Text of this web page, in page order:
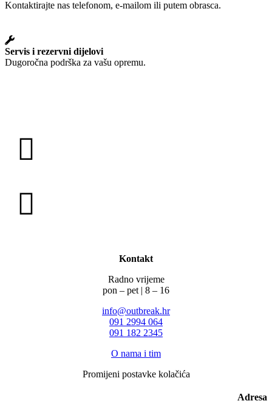
Kontaktirajte nas telefonom, e-mailom ili putem obrasca.
Servis i rezervni dijelovi
Dugoročna podrška za vašu opremu.
Kontakt
Radno vrijeme
pon – pet | 8 – 16
info@outbreak.hr
‪091 2994 064
091 182 2345
O nama i tim
Promijeni postavke kolačića
Adresa